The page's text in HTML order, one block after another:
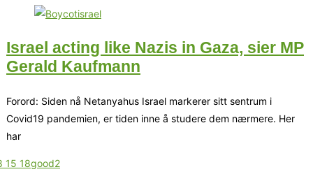
Israel acting like Nazis in Gaza, sier MP
Gerald Kaufmann
Forord: Siden nå Netanyahus Israel markerer sitt sentrum i
Covid19 pandemien, er tiden inne å studere dem nærmere. Her
har